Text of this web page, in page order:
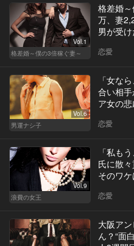
Vol.1
格差婚～僕の3倍稼ぐ妻～
格差婚
万、妻
男が受
恋愛
Vol.6
男運ナシ子
「女な
合い相
ア女の
恋愛
Vol.9
浪費の女王
「私も
氏に散
そのワケ
恋愛
大阪ア
ん？“面